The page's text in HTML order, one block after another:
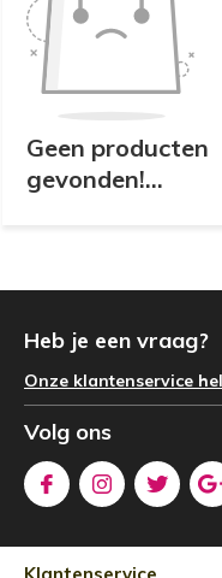
Geen producten
gevonden!...
Heb je een vraag?
Onze klantenservice
Volg ons